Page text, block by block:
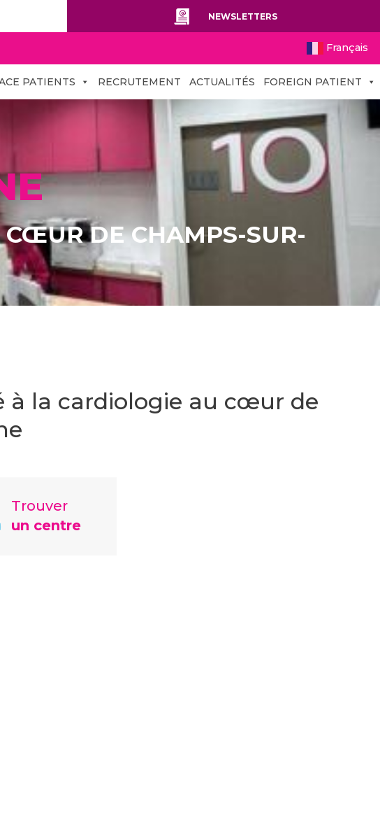
NEWSLETTERS
PATIENTS RECRUTEMENT ACTUALITÉS FOREIGN PATIENT
DE CHAMPS-SUR-
à la cardiologie au cœur de
Trouver
un centre
Français